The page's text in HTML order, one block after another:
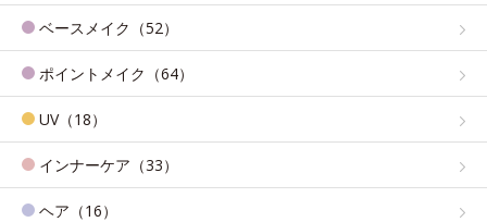
ベースメイク（52）
ポイントメイク（64）
UV（18）
インナーケア（33）
ヘア（16）